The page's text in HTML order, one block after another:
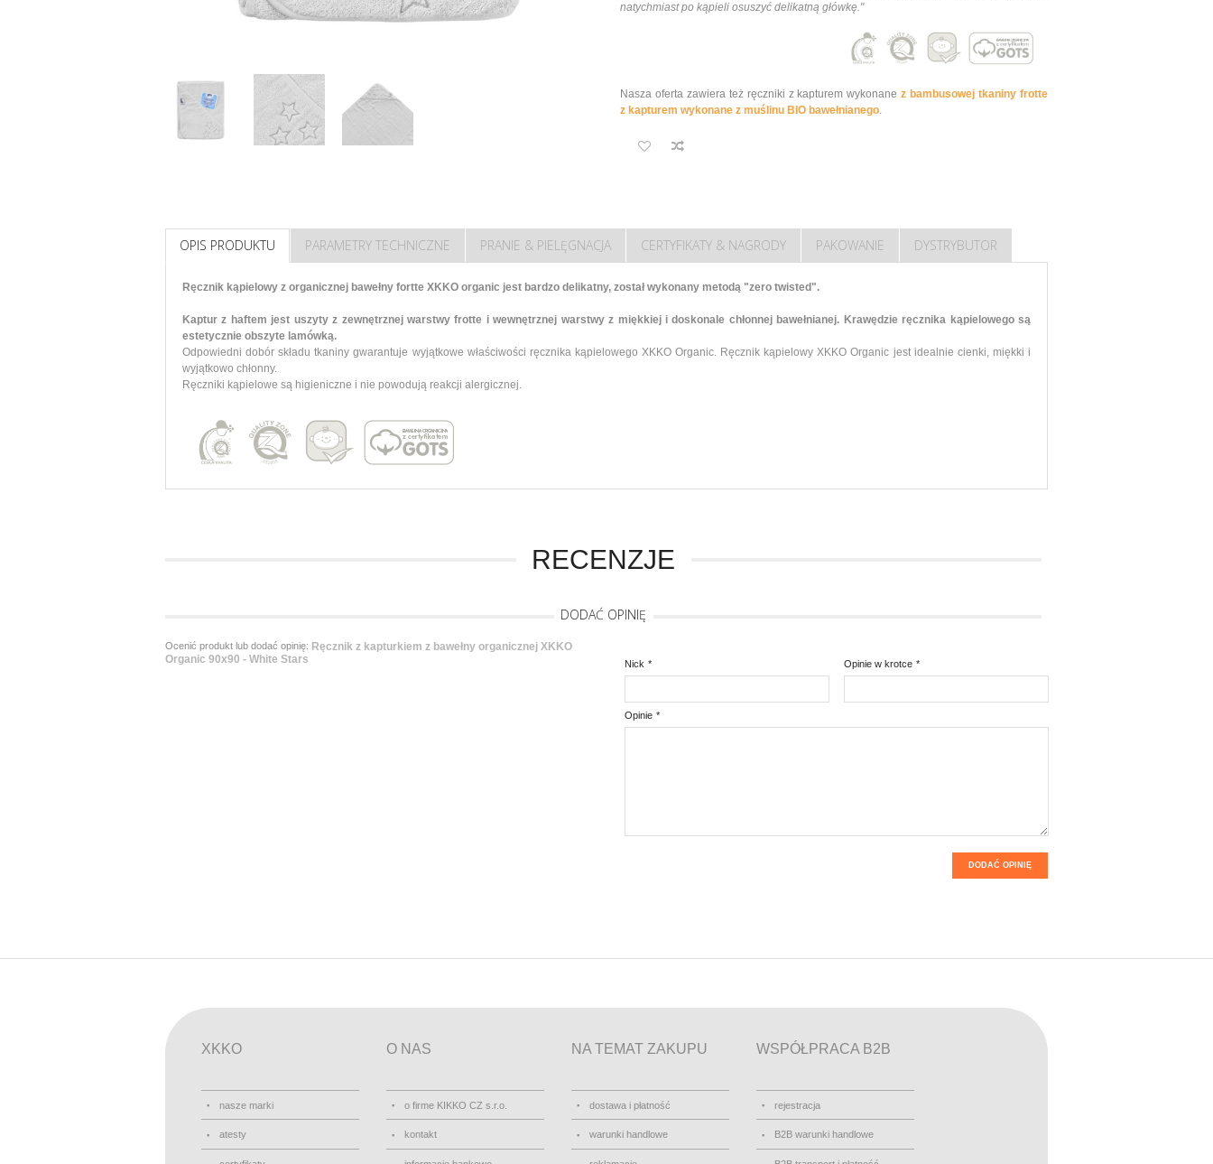
natychmiast po kąpieli osuszyć delikatną główkę."
Nasza oferta zawiera też ręczniki z kapturem wykonanez bambusowej tkaniny frotte
z kapturem wykonane z muślinu BIO bawełnianego.
OPIS PRODUKTU PARAMETRY TECHNICZNE PRANIE & PIELĘGNACJA CERTYFIKATY & NAGRODY PAKOWANIE DYSTRYBUTOR
Ręcznik kąpielowy z organicznej bawełny fortte XKKO organic jest bardzo delikatny, został wykonany metodą "zero twisted".
Kaptur z haftem jest uszyty z zewnętrznej warstwy frotte i wewnętrznej warstwy z miękkiej i doskonale chłonnej bawełnianej. Krawędzie ręcznika kąpielowego są
estetycznie obszyte lamówką.
Odpowiedni dobór składu tkaniny gwarantuje wyjątkowe właściwości ręcznika kąpielowego XKKO Organic. Ręcznik kąpielowy XKKO Organic jest idealnie cienki, miękki i
wyjątkowo chłonny.
Ręczniki kąpielowe są higieniczne i nie powodują reakcji alergicznej.
RECENZJE
DODAĆ OPINIĘ
Ocenić produkt lub dodać opinię: Ręcznik z kapturkiem z bawełny organicznej XKKO
Organic 90x90 - White Stars
*
Nick *
Opinie w krotce
*
Opinie
DODAĆ OPINIĘ
XKKO
nasze marki
atesty
O NAS
o firme KIKKO CZ s.r.o.
kontakt
NA TEMAT ZAKUPU
dostawa i płatność
warunki handlowe
WSPÓŁPRACA B2B
rejestracja
B2B warunki handlowe